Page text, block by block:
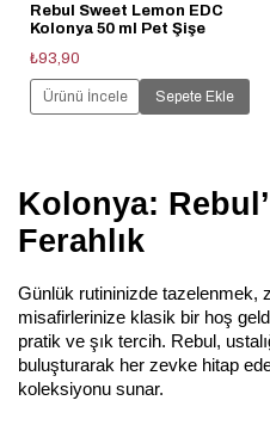
Rebul Sweet Lemon EDC
Kolonya 50 ml Pet Şişe
₺93,90
Ürünü İncele Sepete Ekle
Kolonya:
Ferahlık
Günlük rutininizde tazelenmek,
misafirlerinize klasik bir hoş
pratik ve şık tercih. Rebul,
buluşturarak her zevke hitap
koleksiyonu sunar.